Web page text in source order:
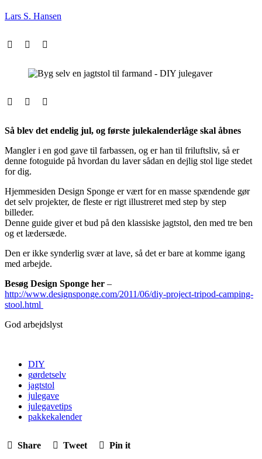
Lars S. Hansen
Så blev det endelig jul, og første julekalenderlåge skal åbnes
Mangler i en god gave til farbassen, og er han til friluftsliv, så er
denne fotoguide på hvordan du laver sådan en dejlig stol lige stedet
for dig.
Hjemmesiden Design Sponge er vært for en masse spændende gør
det selv projekter, de fleste er rigt illustreret med step by step
billeder.
Denne guide giver et bud på den klassiske jagtstol, den med tre ben
og et lædersæde.
Den er ikke synderlig svær at lave, så det er bare at komme igang
med arbejde.
Besøg Design Sponge her –
http://www.designsponge.com/2011/06/diy-project-tripod-camping-
stool.html
God arbejdslyst
DIY
gørdetselv
jagtstol
julegave
julegavetips
pakkekalender
Share Tweet Pin it